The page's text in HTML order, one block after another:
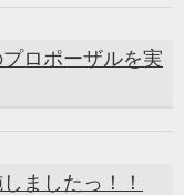
ロポーザルを実
ましたっ！！